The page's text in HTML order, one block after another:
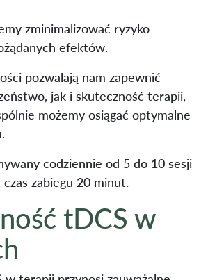
zminimalizować ryzyko
efektów.
pozwalają nam zapewnić
jak i skuteczność terapii,
możemy osiągać optymalne
codziennie od 5 do 10 sesji
zabiegu 20 minut.
tDCS w